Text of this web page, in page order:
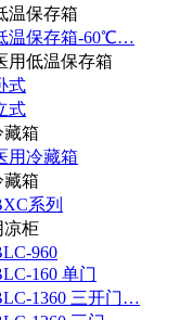
温保存箱
温保存箱-60℃…
用低温保存箱
式
式
藏箱
用冷藏箱
藏箱
系列
凉柜
960
160 单门
1360 三开门…